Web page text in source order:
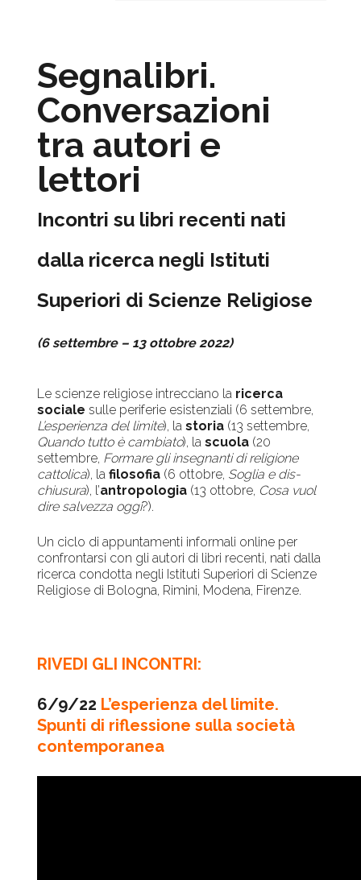
Segnalibri.
Conversazioni
tra autori e
lettori
Incontri su libri recenti nati
dalla ricerca negli Istituti
Superiori di Scienze Religiose
(6 settembre – 13 ottobre 2022)
Le scienze religiose intrecciano la ricerca
sociale sulle periferie esistenziali (6 settembre,
L’esperienza del limite), lastoria (13 settembre,
Quando tutto è cambiato), lascuola (20
settembre, Formare gli insegnanti di religione
cattolica), lafilosofia (6 ottobre, Soglia e dis-
chiusura), l’antropologia (13 ottobre, Cosa vuol
dire salvezza oggi?).
Un ciclo di appuntamenti informali online per
confrontarsi con gli autori di libri recenti, nati dalla
ricerca condotta negli Istituti Superiori di Scienze
Religiose di Bologna, Rimini, Modena, Firenze.
RIVEDI GLI INCONTRI:
6/9/22 L’esperienza del limite.
Spunti di riflessione sulla società
contemporanea